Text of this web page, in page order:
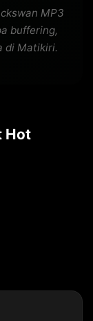
MP3
buffering,
di Matikiri.
Hot